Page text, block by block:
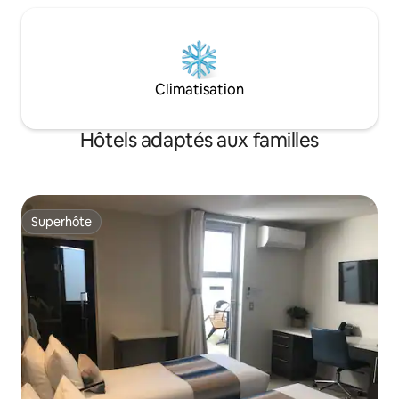
Climatisation
Hôtels adaptés aux familles
Superhôte
Superhôte